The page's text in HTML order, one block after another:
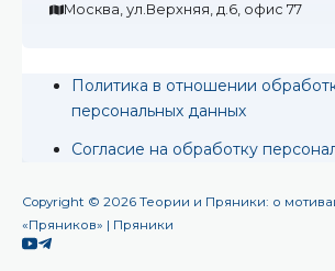
Москва, ул.Верхняя, д.6, офис 77
Политика в отношении
персональных данных
Согласие на обработку
Copyright © 2026 Теории и Пряники: о
«Пряников» | Пряники